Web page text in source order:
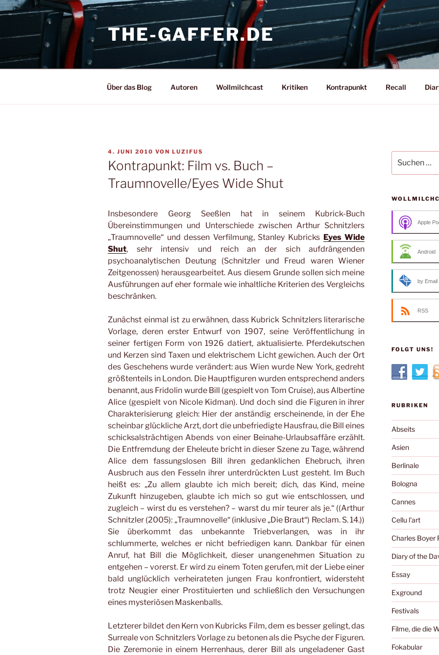
Zum
Inhalt
THE-GAFFER.DE
Über das Blog Autoren Wollmilchcast Kritiken Kontrapunkt Recall
VERÖFFENTLICHT
AM
4. JUNI 2010 VON LUZIFUS
Kontrapunkt: Film vs. Buch –
Traumnovelle/Eyes Wide Shut
Insbesondere Georg Seeßlen hat in seinem Kubrick-Buch
Übereinstimmungen und Unterschiede zwischen Arthur Schnitzlers
„Traumnovelle“ und dessen Verfilmung, Stanley Kubricks Eyes Wide
Shut, sehr intensiv und reich an der sich aufdrängenden
psychoanalytischen Deutung (Schnitzler und Freud waren Wiener
Zeitgenossen) herausgearbeitet. Aus diesem Grunde sollen sich meine
Ausführungen auf eher formale wie inhaltliche Kriterien des Vergleichs
beschränken.
Zunächst einmal ist zu erwähnen, dass Kubrick Schnitzlers literarische
Vorlage, deren erster Entwurf von 1907, seine Veröffentlichung in
seiner fertigen Form von 1926 datiert, aktualisierte. Pferdekutschen
und Kerzen sind Taxen und elektrischem Licht gewichen. Auch der Ort
des Geschehens wurde verändert: aus Wien wurde New York, gedreht
größtenteils in London. Die Hauptfiguren wurden entsprechend anders
benannt, aus Fridolin wurde Bill (gespielt von Tom Cruise), aus Albertine
Alice (gespielt von Nicole Kidman). Und doch sind die Figuren in ihrer
Charakterisierung gleich: Hier der anständig erscheinende, in der Ehe
scheinbar glückliche Arzt, dort die unbefriedigte Hausfrau, die Bill eines
schicksalsträchtigen Abends von einer Beinahe-Urlaubsaffäre erzählt.
Die Entfremdung der Eheleute bricht in dieser Szene zu Tage, während
Alice dem fassungslosen Bill ihren gedanklichen Ehebruch, ihren
Ausbruch aus den Fesseln ihrer unterdrückten Lust gesteht. Im Buch
heißt es: „Zu allem glaubte ich mich bereit; dich, das Kind, meine
Zukunft hinzugeben, glaubte ich mich so gut wie entschlossen, und
zugleich – wirst du es verstehen? – warst du mir teurer als je.“ ((Arthur
Schnitzler (2005): „Traumnovelle“ (inklusive „Die Braut“) Reclam. S. 14.))
Sie überkommt das unbekannte Triebverlangen, was in ihr
schlummerte, welches er nicht befriedigen kann. Dankbar für einen
Anruf, hat Bill die Möglichkeit, dieser unangenehmen Situation zu
entgehen – vorerst. Er wird zu einem Toten gerufen, mit der Liebe einer
bald unglücklich verheirateten jungen Frau konfrontiert, widersteht
trotz Neugier einer Prostituierten und schließlich den Versuchungen
eines mysteriösen Maskenballs.
Letzterer bildet den Kern von Kubricks Film, dem es besser gelingt, das
Surreale von Schnitzlers Vorlage zu betonen als die Psyche der Figuren.
Die Zeremonie in einem Herrenhaus, derer Bill als ungeladener Gast
nach:
Apple
Android
by Email
RSS
FOLGT UNS!
RUBRIKEN
Abseits
Asien
Berlinale
Bologna
Cannes
Cellu l'art
Charles Boyer
Diary of the
Essay
Exground
Festivals
Filme, die die
Fokabular